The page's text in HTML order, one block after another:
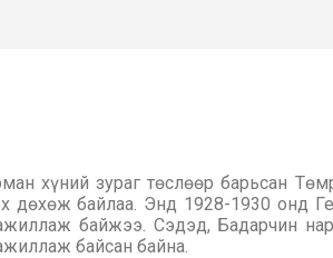
хүний зураг төслөөр барьсан
дөхөж байлаа. Энд 1928-1930
байжээ. Сэдэд, Бадарчин
байсан байна.